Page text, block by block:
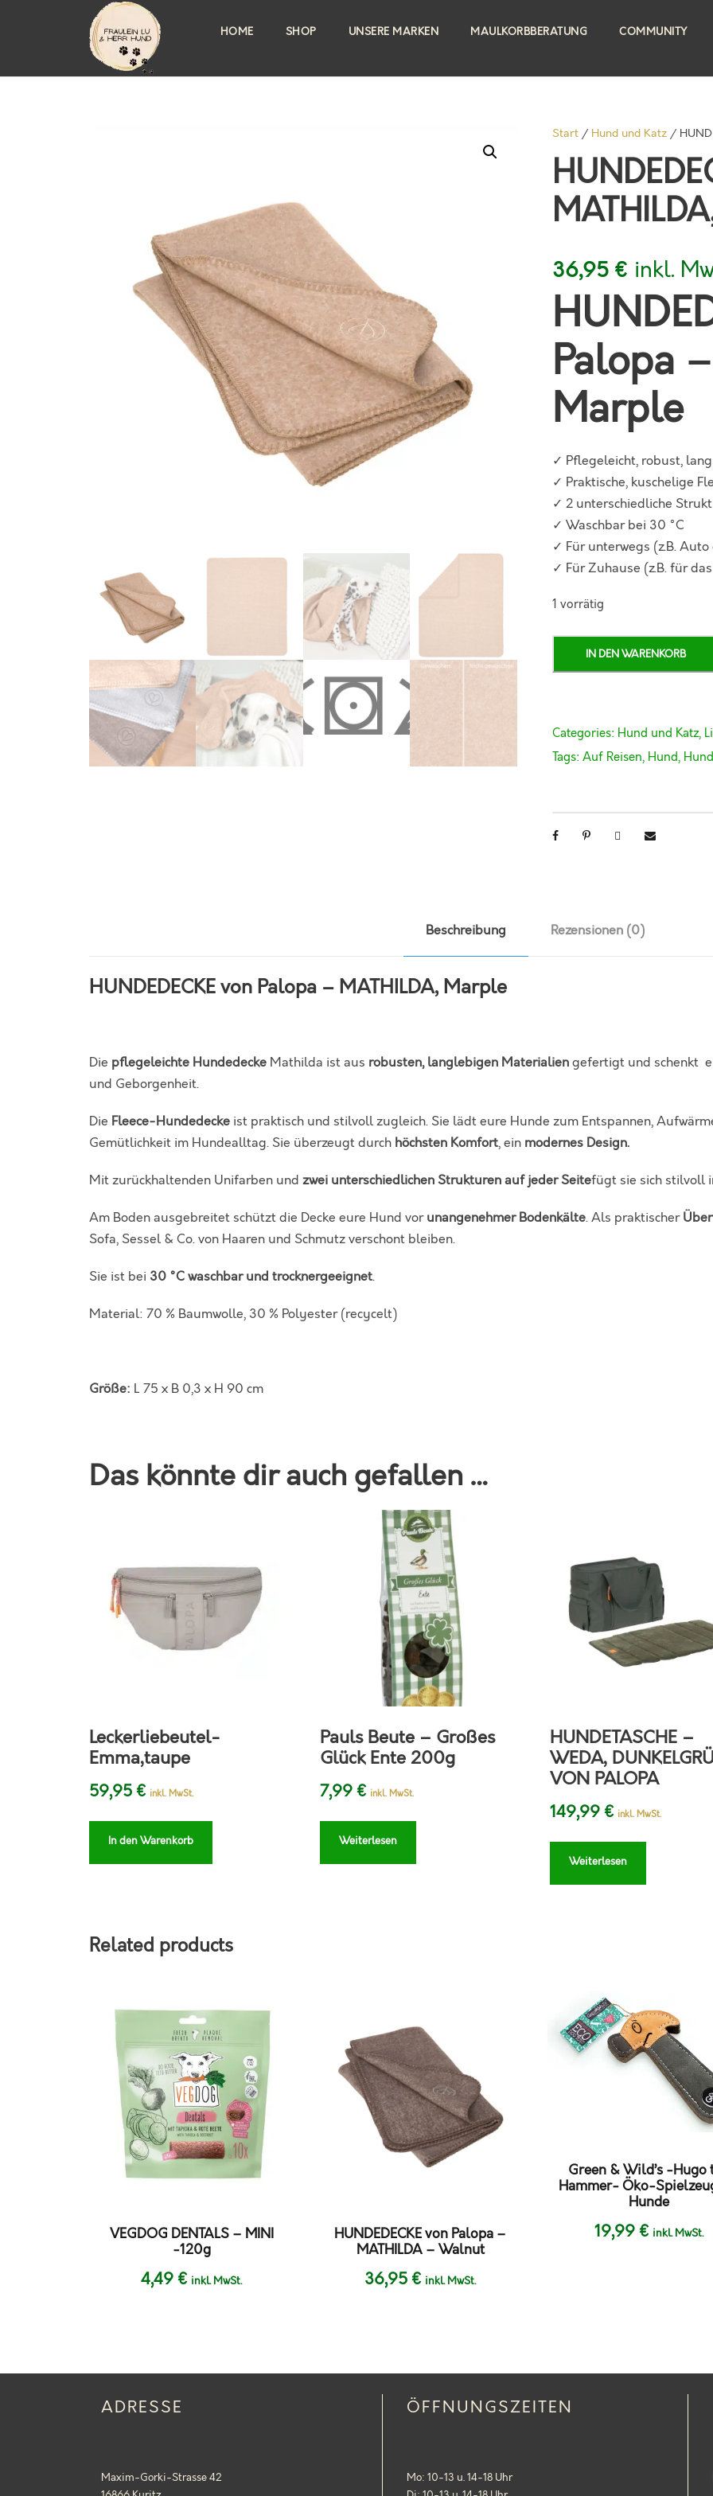
HOME SHOP UNSERE MARKEN MAULKORBBERATUNG COMMUNITY
Start / Hund und Katz /
36,95 € inkl.
Palopa
Marple
✓ Pflegeleicht, robust,
✓ Praktische, kuschelige
✓ 2 unterschiedliche
✓ Waschbar bei 30 °C
✓ Für unterwegs (z.B.
✓ Für Zuhause (z.B. für
1 vorrätig
E
D
K
E
P
-
T
H
L
A
IN DEN WARENKORB
Categories: Hund und Katz,
Tags:Auf Reisen, Hund,
Beschreibung Rezensionen (0)
HUNDEDECKE von Palopa – MATHILDA, Marple
Die pflegeleichte Hundedecke Mathilda ist aus robusten, langlebigen Materialien gefertigt und schenkt
und Geborgenheit.
Die Fleece-Hundedecke ist praktisch und stilvoll zugleich. Sie lädt eure Hunde zum Entspannen,
Gemütlichkeit im Hundealltag. Sie überzeugt durch höchsten Komfort, ein modernes Design.
Mit zurückhaltenden Unifarben und zwei unterschiedlichen Strukturen auf jeder Seitefügt sie sich stilvoll
Am Boden ausgebreitet schützt die Decke eure Hund vor unangenehmer Bodenkälte. Als praktischer
Sofa, Sessel & Co. von Haaren und Schmutz verschont bleiben.
Sie ist bei 30 °C waschbar und trocknergeeignet.
Material: 70 % Baumwolle, 30 % Polyester (recycelt)
Größe: L 75 x B 0,3 x H 90 cm
Das könnte dir auch gefallen …
Leckerliebeutel-
Emma,taupe
59,95 € inkl. MwSt.
In den Warenkorb
Pauls Beute – Großes
Glück Ente 200g
7,99 € inkl. MwSt.
Weiterlesen
HUNDETASCHE –
WEDA,
VON PALOPA
149,99 € inkl. MwSt.
Weiterlesen
Related products
VEGDOG DENTALS – MINI
-120g
4,49€ inkl. MwSt.
HUNDEDECKE von Palopa –
MATHILDA – Walnut
36,95€ inkl. MwSt.
Green & Wild’s -Hugo
Hammer- Öko-
Hunde
19,99€ inkl. MwSt.
ADRESSE
Maxim-Gorki-Strasse 42
ÖFFNUNGSZEITEN
Mo: 10-13 u. 14-18 Uhr